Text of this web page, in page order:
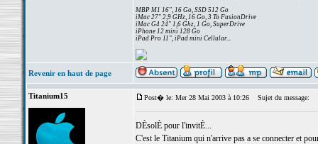
MBP M1 16", 16 Go, SSD 512 Go
iMac 27" 2,9 GHz, 16 Go, 3 To FusionDrive
iMac G4 24" 1,6 Ghz, 1 Go, SuperDrive
iPhone 12 mini 128 Go
iPad Pro 11", iPad mini Cellular...
Revenir en haut de page
Titanium15 Post� le: Mer 28 Mai 2003 à 10:26 Sujet du message:
DÈsolÈ pour l'invitÈ...
C'est le Titanium qui n'arrive pas a se connecter et